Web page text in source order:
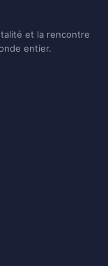
et la rencontre
entier.